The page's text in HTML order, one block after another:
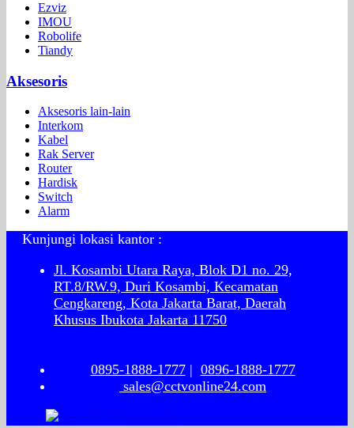
Ezviz
IMOU
Robolife
Tiandy
Aksesoris
Aksesoris lain-lain
Interkom
Kabel
Rak Server
Router
Hardisk
Switch
Alarm
Kunjungi lokasi kantor :
Jl. Kosambi Utara Raya, Blok D1 no. 29,
RT.8/RW.9, Duri Kosambi, Kecamatan
Cengkareng, Kota Jakarta Barat, Daerah
Khusus Ibukota Jakarta 11750
0895-1888-1777| 0896-1888-1777
sales@cctvonline24.com